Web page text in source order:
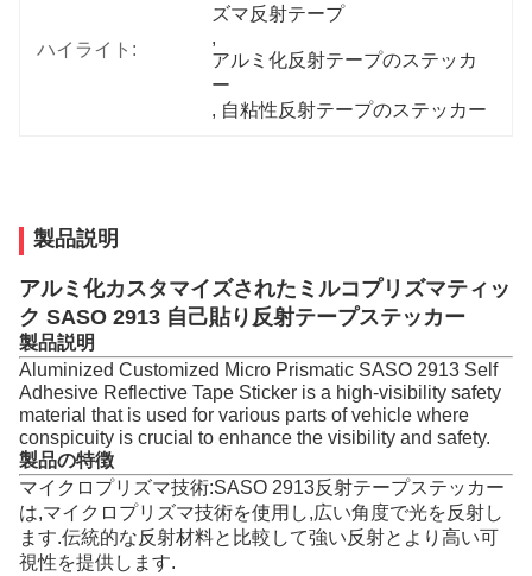
ハイライト:
ズマ反射テープ
,
アルミ化反射テープのステッカ
ー
, 自粘性反射テープのステッカー
製品説明
アルミ化カスタマイズされたミルコプリズマティッ
ク SASO 2913 自己貼り反射テープステッカー
製品説明
Aluminized Customized Micro Prismatic SASO 2913 Self
Adhesive Reflective Tape Sticker is a high-visibility safety
material that is used for various parts of vehicle where
conspicuity is crucial to enhance the visibility and safety.
製品の特徴
マイクロプリズマ技術:SASO 2913反射テープステッカー
は,マイクロプリズマ技術を使用し,広い角度で光を反射し
ます.伝統的な反射材料と比較して強い反射とより高い可
視性を提供します.